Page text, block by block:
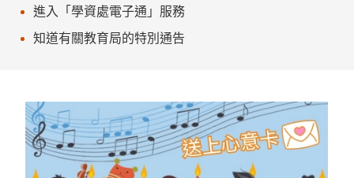
進入「學資處電子通」服務
知道有關教育局的特別通告